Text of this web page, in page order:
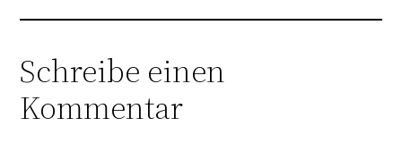
Schreibe einen
Kommentar